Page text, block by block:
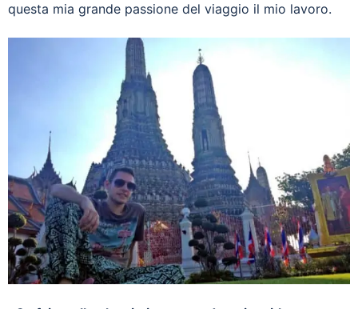
questa mia grande passione del viaggio il mio lavoro.